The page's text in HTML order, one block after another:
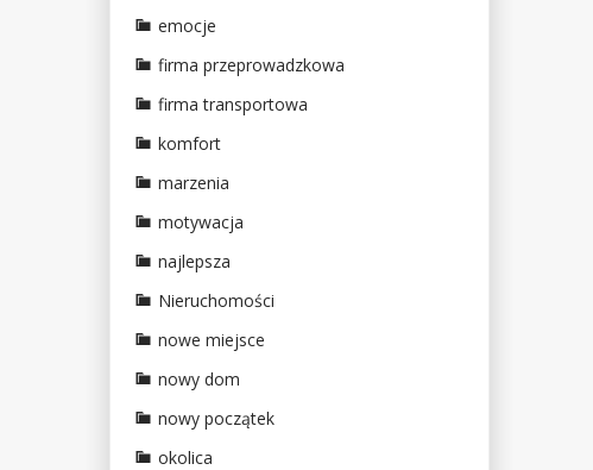
emocje
firma przeprowadzkowa
firma transportowa
komfort
marzenia
motywacja
najlepsza
Nieruchomości
nowe miejsce
nowy dom
nowy początek
okolica